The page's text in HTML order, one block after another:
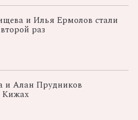
и Илья Ермолов стали
раз
и Алан Прудников
Кижах